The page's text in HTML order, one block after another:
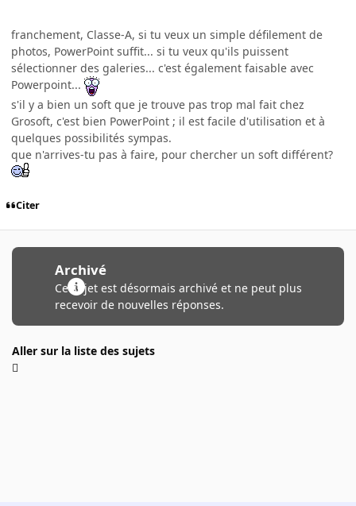
franchement, Classe-A, si tu veux un simple défilement de
photos, PowerPoint suffit... si tu veux qu'ils puissent
sélectionner des galeries... c'est également faisable avec
Powerpoint...
s'il y a bien un soft que je trouve pas trop mal fait chez
Grosoft, c'est bien PowerPoint ; il est facile d'utilisation et à
quelques possibilités sympas.
que n'arrives-tu pas à faire, pour chercher un soft différent?
Citer
Archivé
Ce sujet est désormais archivé et ne peut plus
recevoir de nouvelles réponses.
Aller sur la liste des sujets